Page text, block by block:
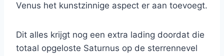
Venus het kunstzinnige aspect er aan toevoegt.
Dit alles krijgt nog een extra lading doordat die
totaal opgeloste Saturnus op de sterrennevel